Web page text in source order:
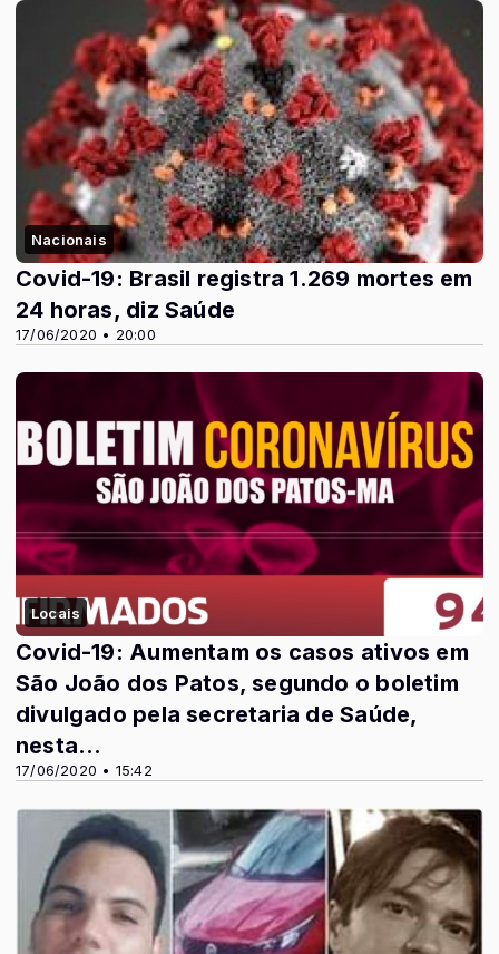
Nacionais
17/06/2020 • 20:00
Covid-19: Brasil registra 1.269 mortes em
24 horas, diz Saúde
Locais
17/06/2020 • 15:42
Covid-19: Aumentam os casos ativos em
São João dos Patos, segundo o boletim
divulgado pela secretaria de Saúde,
nesta...